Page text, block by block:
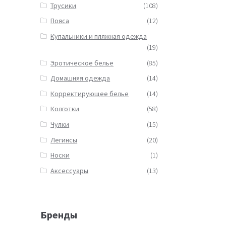
Трусики
(108)
Пояса
(12)
Купальники и пляжная одежда
(19)
Эротическое белье
(85)
Домашняя одежда
(14)
Корректирующее белье
(14)
Колготки
(58)
Чулки
(15)
Легинсы
(20)
Носки
(1)
Аксессуары
(13)
Бренды